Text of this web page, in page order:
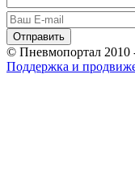
© Пневмопортал 2010
Поддержка и